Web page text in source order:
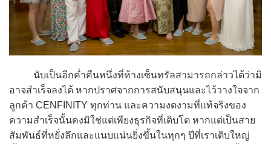
นับเป็นอีกค่ำคืนหนึ่งที่ห้างเซ็นทรัลสามารถกล่าวได้ว่ามิ
อาจสำเร็จลงได้ หากปราศจากการสนับสนุนและไว้วางใจจาก
ลูกค้า CENFINITY ทุกท่าน และความงดงามที่แท้จริงของ
ความสำเร็จนั้นคงมิใช่แต่เพียงธุรกิจที่เติบโต หากแต่เป็นสาย
สัมพันธ์ที่หยั่งลึกและแนบแน่นยิ่งขึ้นในทุกๆ ปีที่เราเติบใหญ่